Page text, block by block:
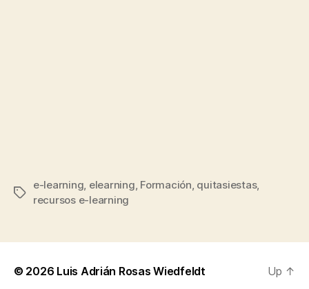
Tags
e-learning, elearning, Formación, quitasiestas,
recursos e-learning
© 2026 Luis Adrián Rosas Wiedfeldt Up ↑